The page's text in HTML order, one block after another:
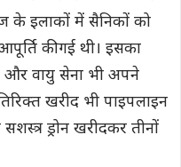
के इलाकों में सैनिकों को
की गई थी। इसका
और वायु सेना भी अपने
खरीद भी पाइपलाइन
ड्रोन खरीदकर तीनों